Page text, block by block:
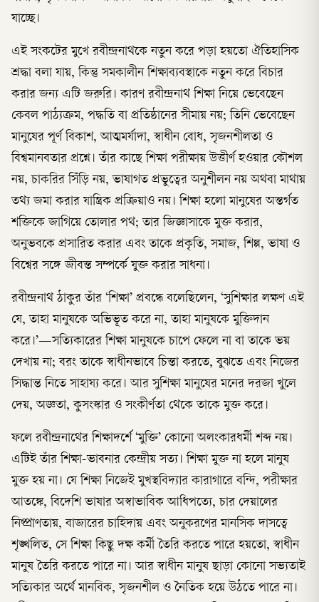
যাচ্ছে।
এই সংকটের মুখে রবীন্দ্রনাথকে নতুন করে পড়া হয়তো ঐতিহাসিক
শ্রদ্ধা বলা যায়, কিন্তু সমকালীন শিক্ষাব্যবস্থাকে নতুন করে বিচার
করার জন্য এটি জরুরি। কারণ রবীন্দ্রনাথ শিক্ষা নিয়ে ভেবেছেন
কেবল পাঠ্যক্রম, পদ্ধতি বা প্রতিষ্ঠানের সীমায় নয়; তিনি ভেবেছেন
মানুষের পূর্ণ বিকাশ, আত্মমর্যাদা, স্বাধীন বোধ, সৃজনশীলতা ও
বিশ্বমানবতার প্রশ্নে। তাঁর কাছে শিক্ষা পরীক্ষায় উত্তীর্ণ হওয়ার কৌশল
নয়, চাকরির সিঁড়ি নয়, ভাষাগত প্রভুত্বের অনুশীলন নয় অথবা মাথায়
তথ্য জমা করার যান্ত্রিক প্রক্রিয়াও নয়। শিক্ষা হলো মানুষের অন্তর্গত
শক্তিকে জাগিয়ে তোলার পথ; তার জিজ্ঞাসাকে মুক্ত করার,
অনুভবকে প্রসারিত করার এবং তাকে প্রকৃতি, সমাজ, শিল্প, ভাষা ও
বিশ্বের সঙ্গে জীবন্ত সম্পর্কে যুক্ত করার সাধনা।
রবীন্দ্রনাথ ঠাকুর তাঁর ‘শিক্ষা’ প্রবন্ধে বলেছিলেন, ‘সুশিক্ষার লক্ষণ এই
যে, তাহা মানুষকে অভিভূত করে না, তাহা মানুষকে মুক্তিদান
করে।’—সত্যিকারের শিক্ষা মানুষকে চাপে ফেলে না বা তাকে ভয়
দেখায় না; বরং তাকে স্বাধীনভাবে চিন্তা করতে, বুঝতে এবং নিজের
সিদ্ধান্ত নিতে সাহায্য করে। আর সুশিক্ষা মানুষের মনের দরজা খুলে
দেয়, অজ্ঞতা, কুসংস্কার ও সংকীর্ণতা থেকে তাকে মুক্ত করে।
ফলে রবীন্দ্রনাথের শিক্ষাদর্শে ‘মুক্তি’ কোনো অলংকারধর্মী শব্দ নয়।
এটিই তাঁর শিক্ষা-ভাবনার কেন্দ্রীয় সত্য। শিক্ষা মুক্ত না হলে মানুষ
মুক্ত হয় না। যে শিক্ষা নিজেই মুখস্থবিদ্যার কারাগারে বন্দি, পরীক্ষার
আতঙ্কে, বিদেশি ভাষার অস্বাভাবিক আধিপত্যে, চার দেয়ালের
নিষ্প্রাণতায়, বাজারের চাহিদায় এবং অনুকরণের মানসিক দাসত্বে
শৃঙ্খলিত, সে শিক্ষা কিছু দক্ষ কর্মী তৈরি করতে পারে হয়তো, স্বাধীন
মানুষ তৈরি করতে পারে না। আর স্বাধীন মানুষ ছাড়া কোনো সভ্যতাই
সত্যিকার অর্থে মানবিক, সৃজনশীল ও নৈতিক হয়ে উঠতে পারে না।